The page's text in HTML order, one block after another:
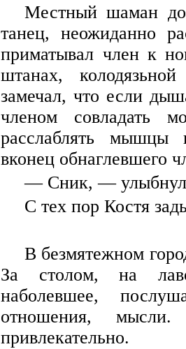
Местный шаман
танец, неожиданно
приматывал член к
штанах,
замечал, что если
членом совладать
расслаблять мышцы
вконец обнаглевшего
— Сник, —
С тех пор Костя
В безмятежном
За столом, на
наболевшее,
отношения,
привлекательно.